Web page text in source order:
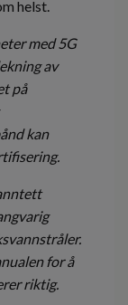
helst.
med 5G
av
på
kan
for å
riktig.